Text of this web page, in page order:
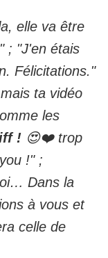
elle va être
; "J'en étais
Félicitations."
ta vidéo
les
! 😍❤️ trop
!" ;
Dans la
à vous et
celle de